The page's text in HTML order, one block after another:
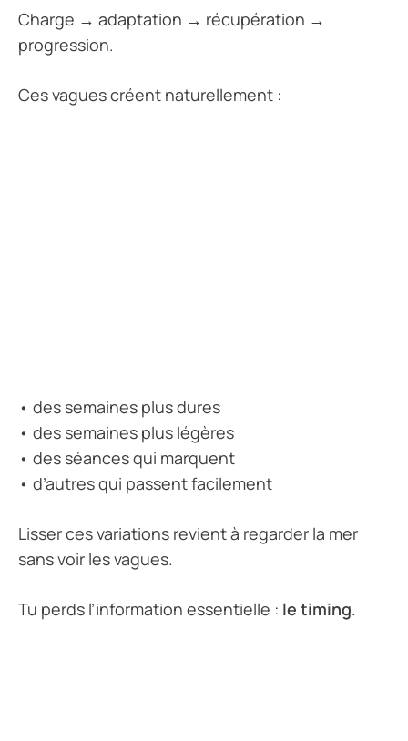
Charge → adaptation → récupération →
progression.
Ces vagues créent naturellement :
• des semaines plus dures
• des semaines plus légères
• des séances qui marquent
• d’autres qui passent facilement
Lisser ces variations revient à regarder la mer
sans voir les vagues.
Tu perds l’information essentielle : le timing.